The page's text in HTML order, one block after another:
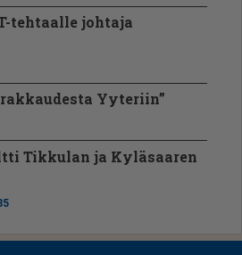
tehtaalle johtaja
Yyteriin”
Tikkulan ja Kyläsaaren